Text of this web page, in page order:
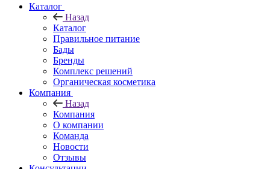
Каталог
Назад
Каталог
Правильное питание
Бады
Бренды
Комплекс решений
Органическая косметика
Компания
Назад
Компания
О компании
Команда
Новости
Отзывы